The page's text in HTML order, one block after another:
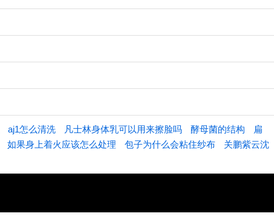
aj1怎么清洗 凡士林身体乳可以用来擦脸吗 酵母菌的结构
扁
如果身上着火应该怎么处理 包子为什么会粘住纱布
关鹏紫云沈